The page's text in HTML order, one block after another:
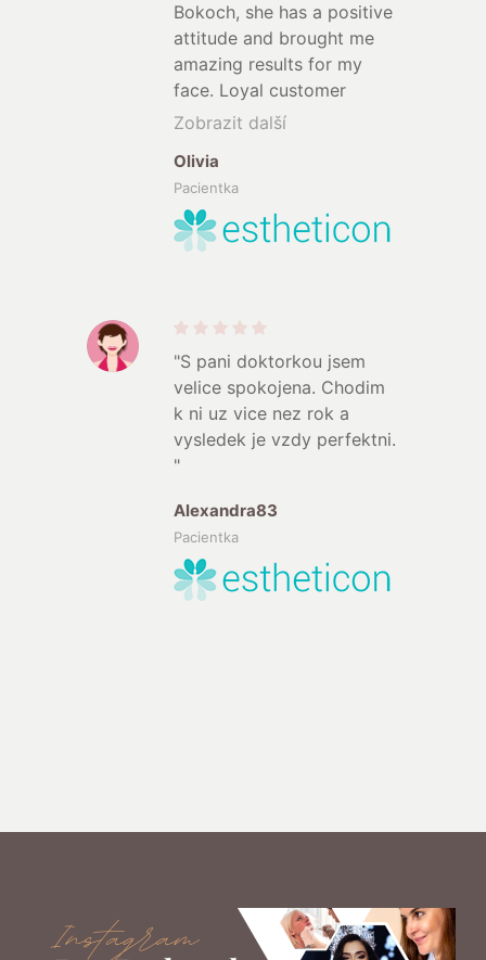
Bokoch, she has a positive
attitude and brought me
amazing results for my
face. Loyal customer
"
Zobrazit další
Olivia
Pacientka
"S pani doktorkou jsem
velice spokojena. Chodim
k ni uz vice nez rok a
vysledek je vzdy perfektni.
"
Alexandra83
Pacientka